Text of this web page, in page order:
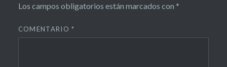
Los campos obligatorios están marcados con *
COMENTARIO*